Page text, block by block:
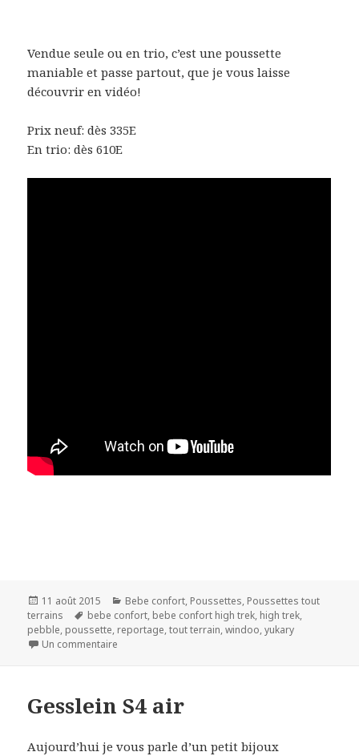
Vendue seule ou en trio, c’est une poussette
maniable et passe partout, que je vous laisse
découvrir en vidéo!
Prix neuf: dès 335E
En trio: dès 610E
Publié
le
11 août 2015 Catégories
Bebe confort, Poussettes, Poussettes tout
terrains
Mots-
clés
bebe confort, bebe confort high trek, high trek,
pebble, poussette, reportage,tout terrain,windoo,yukary
Un commentaire
Gesslein S4 air
Aujourd’hui je vous parle d’un petit bijoux